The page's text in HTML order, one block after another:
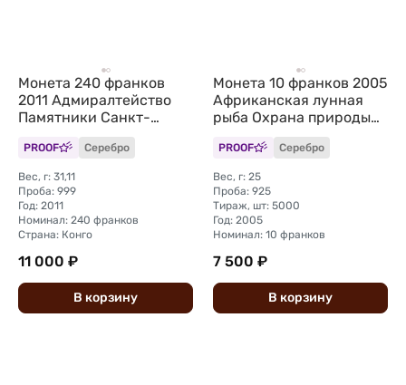
Монета 240 франков
2011 Адмиралтейство
Памятники Санкт-
Петербурга Конго
PROOF Серебро
Вес, г: 31,11
Проба: 999
Год: 2011
Номинал: 240 франков
Страна: Конго
11 000 ₽
В корзину
Монета 10 франков 2005
Африканская лунная
рыба Охрана природы
PROOF Серебро
Вес, г: 25
Проба: 925
Тираж, шт: 5000
Год: 2005
Номинал: 10 франков
7 500 ₽
В корзину